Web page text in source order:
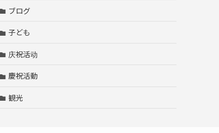
ブログ
子ども
庆祝活动
慶祝活動
観光